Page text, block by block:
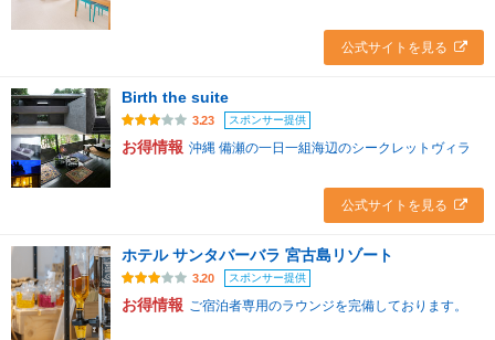
公式サイトを見る
Birth the suite
3.23 スポンサー提供
お得情報 沖縄 備瀬の一日一組海辺のシークレットヴィラ
公式サイトを見る
ホテル サンタバーバラ 宮古島リゾート
3.20 スポンサー提供
お得情報 ご宿泊者専用のラウンジを完備しております。